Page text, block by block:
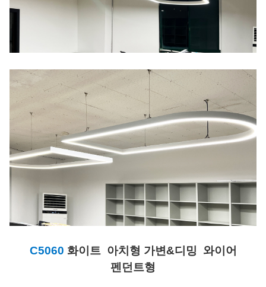
C5060 화이트 아치형 가변&디밍 와이어
펜던트형